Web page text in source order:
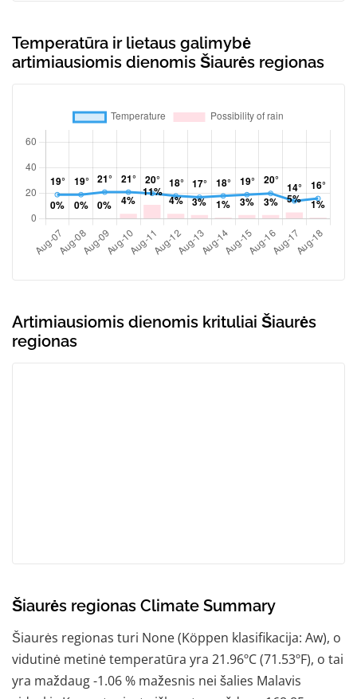
Temperatūra ir lietaus galimybė
artimiausiomis dienomis Šiaurės regionas
Artimiausiomis dienomis krituliai Šiaurės
regionas
Šiaurės regionas Climate Summary
Šiaurės regionas turi None (Köppen klasifikacija: Aw), o
vidutinė metinė temperatūra yra 21.96ºC (71.53ºF), o tai
yra maždaug -1.06 % mažesnis nei šalies Malavis